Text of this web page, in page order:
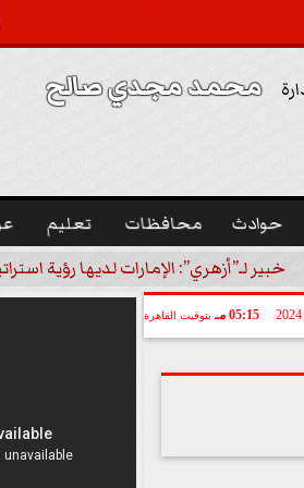
محمد مجدي صالح
حوادث محافظات تعليم
خبير لـ”أزهري”: الإمارات لديها رؤية
05:15 مـ بتوقيت القاهرة